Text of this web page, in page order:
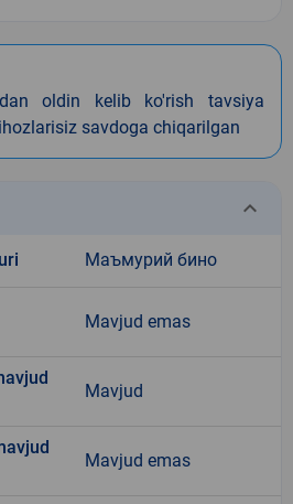
oldin kelib ko'rish tavsiya
savdoga chiqarilgan
keyboard_arrow_down
Маъмурий бино
Mavjud emas
Mavjud
Mavjud emas